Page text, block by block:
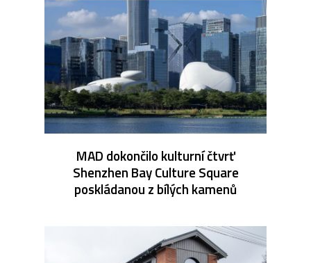
MAD dokončilo kulturní čtvrť
Shenzhen Bay Culture Square
poskládanou z bílých kamenů